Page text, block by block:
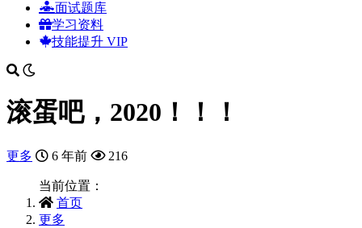
面试题库
学习资料
技能提升 VIP
滚蛋吧，2020！！！
更多 6 年前 216
当前位置：
首页
更多